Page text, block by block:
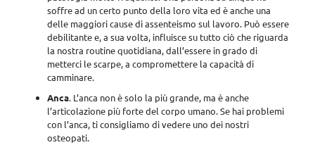
soffre ad un certo punto della loro vita ed è anche una
delle maggiori cause di assenteismo sul lavoro. Può essere
debilitante e, a sua volta, influisce su tutto ciò che riguarda
la nostra routine quotidiana, dall’essere in grado di
metterci le scarpe, a compromettere la capacità di
camminare.
Anca. L’anca non è solo la più grande, ma è anche
l’articolazione più forte del corpo umano. Se hai problemi
con l’anca, ti consigliamo di vedere uno dei nostri
osteopati.